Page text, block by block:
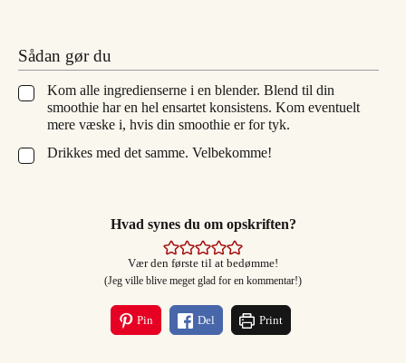
Sådan gør du
▢
Kom alle ingredienserne i en blender. Blend til din
smoothie har en hel ensartet konsistens. Kom eventuelt
mere væske i, hvis din smoothie er for tyk.
▢
Drikkes med det samme. Velbekomme!
Hvad synes du om opskriften?
Vær den første til at bedømme!
(Jeg ville blive meget glad for en kommentar!)
Pin Del Print